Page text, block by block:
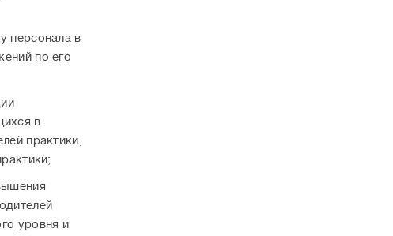
персонала в
по его
в
практики,
уровня и